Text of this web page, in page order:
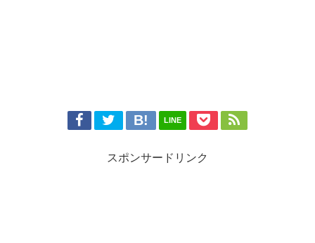
LINE
スポンサードリンク